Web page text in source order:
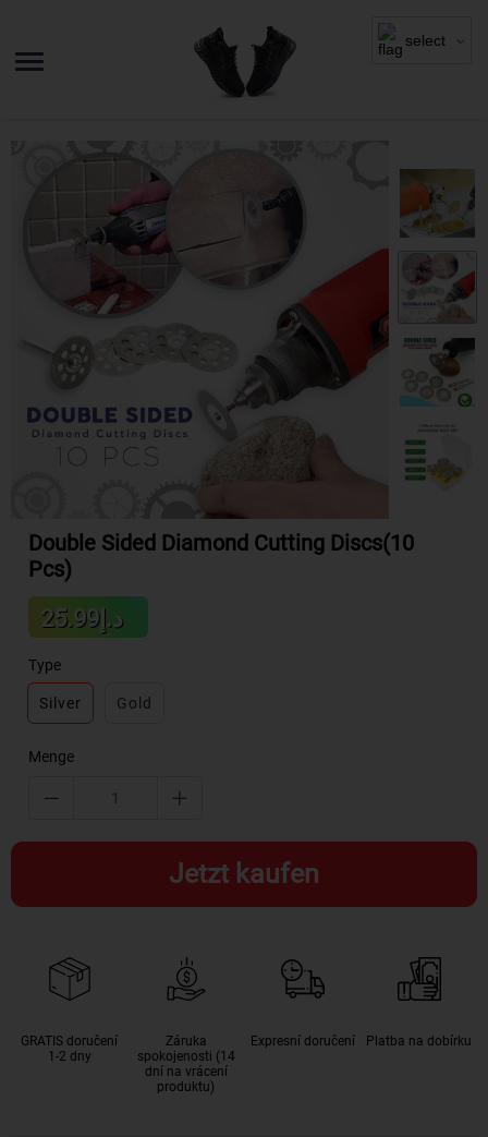
Double Sided Diamond Cutting Discs(10
Pcs)
Sale
price
د.إ25.99
price
Type
Silver Gold
Menge
Jetzt kaufen
GRATIS doručení
1-2 dny
Záruka
spokojenosti (14
dní na vrácení
produktu)
Expresní doručení Platba na dobírku
select